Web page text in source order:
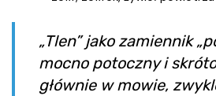
„Tlen” jako zamiennik
mocno potoczny i
głównie w mowie,